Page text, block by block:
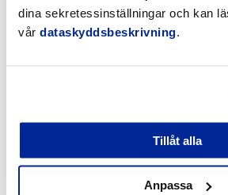
dina sekretessinställningar och kan
vår dataskyddsbeskrivning
Tillåt alla
Anpassa
Tekniska nämnden
Turism